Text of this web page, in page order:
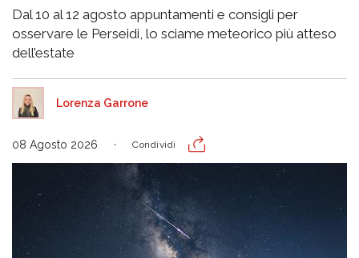
Dal 10 al 12 agosto appuntamenti e consigli per
osservare le Perseidi, lo sciame meteorico più atteso
dell’estate
Lorenza Garrone
08 Agosto 2026 Condividi